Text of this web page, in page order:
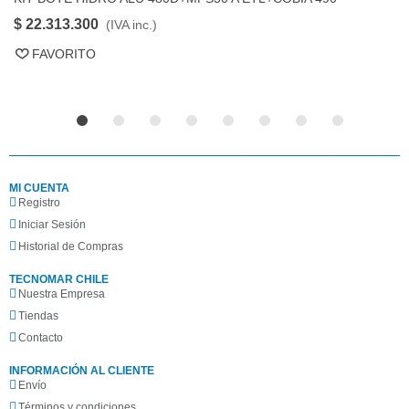
$ 22.313.300 (IVA inc.)
FAVORITO
MI CUENTA
Registro
Iniciar Sesión
Historial de Compras
TECNOMAR CHILE
Nuestra Empresa
Tiendas
Contacto
INFORMACIÓN AL CLIENTE
Envío